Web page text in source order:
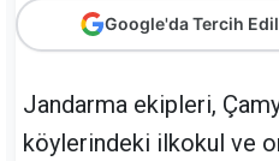
Google'da Tercih
Jandarma ekipleri,
köylerindeki ilkokul ve